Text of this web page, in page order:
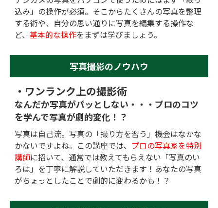
込み」の操作が必須。そこからたくさんの写真を整理
する術や、自分の思い通りに写真を編集する操作な
ど、 基本的な操作をまずは学びましょう。
写真撮影のノウハウ
・ワンランク上の撮影術
なんだか写真がパッとしない・・・ プロのコツ
を学んで写真が劇的変化！？
写真は自己流。写真の「撮り方を習う」機会はなかな
かないですよね。この講座では、 プロの写真家を特別
講師に招いて、通常では教えてもらえない「写真のい
ろは」を丁寧に解説していただきます！あなたの写真
がちょっとしたことで劇的に変わるかも！？